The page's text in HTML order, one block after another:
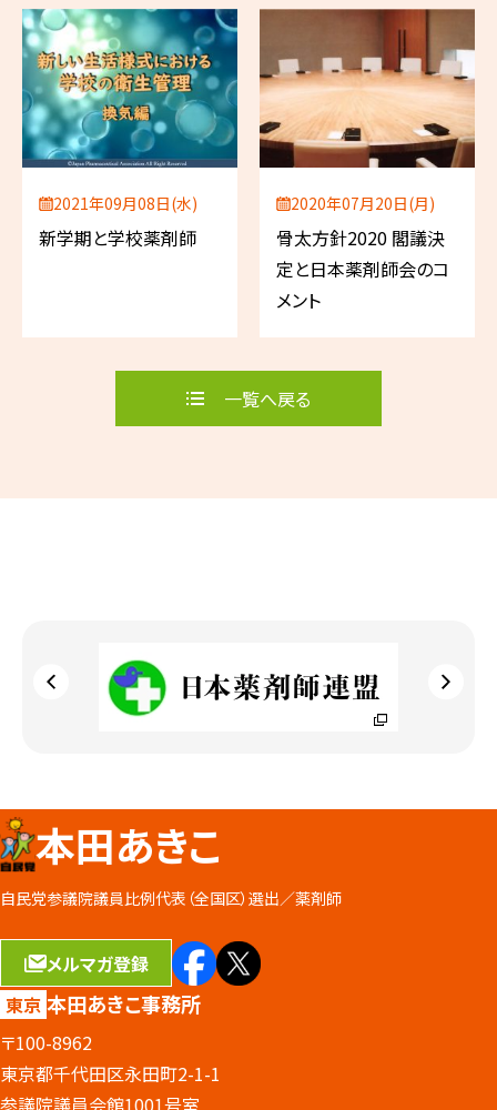
2021年09月08日(水)
新学期と学校薬剤師
2020年07月20日(月)
骨太方針2020 閣議決
定と日本薬剤師会のコ
メント
一覧へ戻る
本田あきこ
自民党参議院議員比例代表（全国区）選出／薬剤師
メルマガ登録
東京 本田あきこ事務所
〒100-8962
東京都千代田区永田町2-1-1